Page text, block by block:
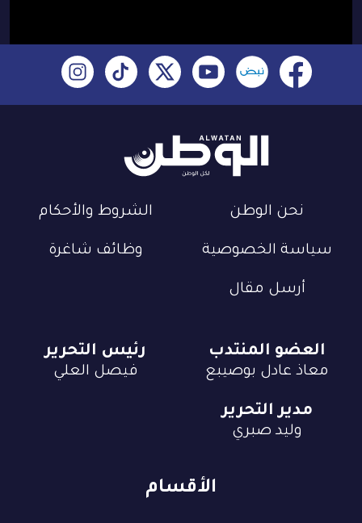
نحن الوطن الشروط والأحكام
سياسة الخصوصية وظائف شاغرة
أرسل مقال
الأقسام
العضو المنتدب
معاذ عادل بوصيبع
رئيس التحرير
فيصل العلي
مدير التحرير
وليد صبري